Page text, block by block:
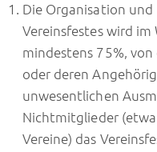
Die Organisation
Vereinsfestes wird im
mindestens 75%,
oder deren
unwesentlichen
Nichtmitglieder
Vereine) das